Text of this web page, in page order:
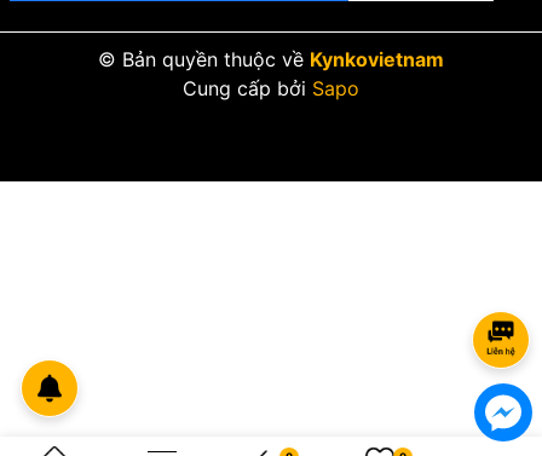
© Bản quyền thuộc về Kynkovietnam
Cung cấp bởi Sapo